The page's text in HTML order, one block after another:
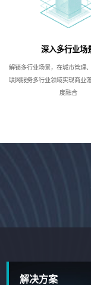
深入多行业场
解锁多行业场景，在城市管理
联网服务多行业领域实现商业
度融合
解决方案